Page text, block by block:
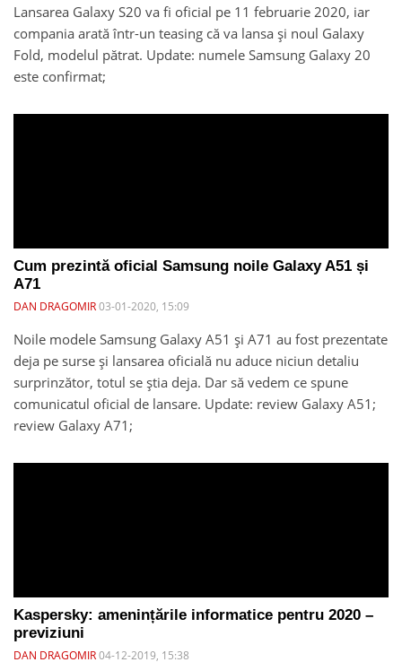
Lansarea Galaxy S20 va fi oficial pe 11 februarie 2020, iar
compania arată într-un teasing că va lansa și noul Galaxy
Fold, modelul pătrat. Update: numele Samsung Galaxy 20
este confirmat;
Cum prezintă oficial Samsung noile Galaxy A51 și
A71
DAN DRAGOMIR03-01-2020, 15:09
Noile modele Samsung Galaxy A51 și A71 au fost prezentate
deja pe surse și lansarea oficială nu aduce niciun detaliu
surprinzător, totul se știa deja. Dar să vedem ce spune
comunicatul oficial de lansare. Update: review Galaxy A51;
review Galaxy A71;
Kaspersky: amenințările informatice pentru 2020 –
previziuni
DAN DRAGOMIR04-12-2019, 15:38